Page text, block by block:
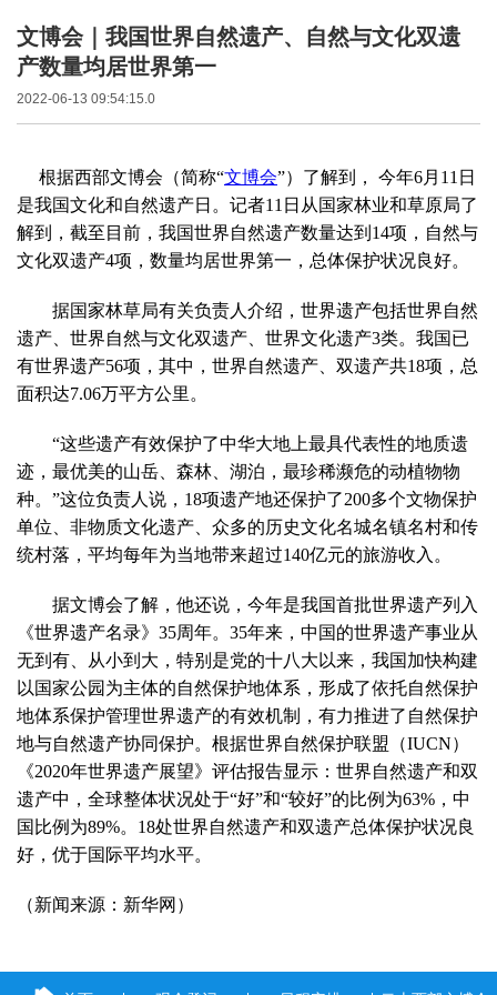
文博会｜我国世界自然遗产、自然与文化双遗
产数量均居世界第一
2022-06-13 09:54:15.0
根据西部文博会（简称“文博会”）了解到， 今年6月11日
是我国文化和自然遗产日。记者11日从国家林业和草原局了
解到，截至目前，我国世界自然遗产数量达到14项，自然与
文化双遗产4项，数量均居世界第一，总体保护状况良好。
据国家林草局有关负责人介绍，世界遗产包括世界自然
遗产、世界自然与文化双遗产、世界文化遗产3类。我国已
有世界遗产56项，其中，世界自然遗产、双遗产共18项，总
面积达7.06万平方公里。
“这些遗产有效保护了中华大地上最具代表性的地质遗
迹，最优美的山岳、森林、湖泊，最珍稀濒危的动植物物
种。”这位负责人说，18项遗产地还保护了200多个文物保护
单位、非物质文化遗产、众多的历史文化名城名镇名村和传
统村落，平均每年为当地带来超过140亿元的旅游收入。
据文博会了解，他还说，今年是我国首批世界遗产列入
《世界遗产名录》35周年。35年来，中国的世界遗产事业从
无到有、从小到大，特别是党的十八大以来，我国加快构建
以国家公园为主体的自然保护地体系，形成了依托自然保护
地体系保护管理世界遗产的有效机制，有力推进了自然保护
地与自然遗产协同保护。根据世界自然保护联盟（IUCN）
《2020年世界遗产展望》评估报告显示：世界自然遗产和双
遗产中，全球整体状况处于“好”和“较好”的比例为63%，中
国比例为89%。18处世界自然遗产和双遗产总体保护状况良
好，优于国际平均水平。
（新闻来源：新华网）